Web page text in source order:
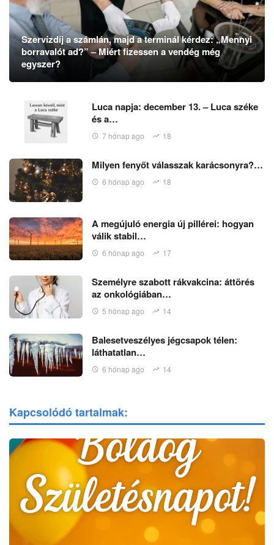
Szervízdíj a számlán, majd a terminál kérdez: „Mennyi
borravalót ad?” – Miért fizessen a vendég még
egyszer?
Luca napja: december 13. – Luca széke
és a…
7 hónap ago 18
Milyen fenyőt válasszak karácsonyra?…
6 hónap ago 18
A megújuló energia új pillérei: hogyan
válik stabil…
6 hónap ago 17
Személyre szabott rákvakcina: áttörés
az onkológiában…
5 hónap ago 14
Balesetveszélyes jégcsapok télen:
láthatatlan…
6 hónap ago 14
Kapcsolódó tartalmak: